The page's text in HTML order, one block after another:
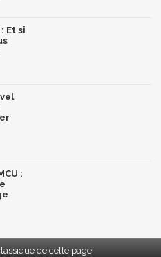
Et si
:
de cette page